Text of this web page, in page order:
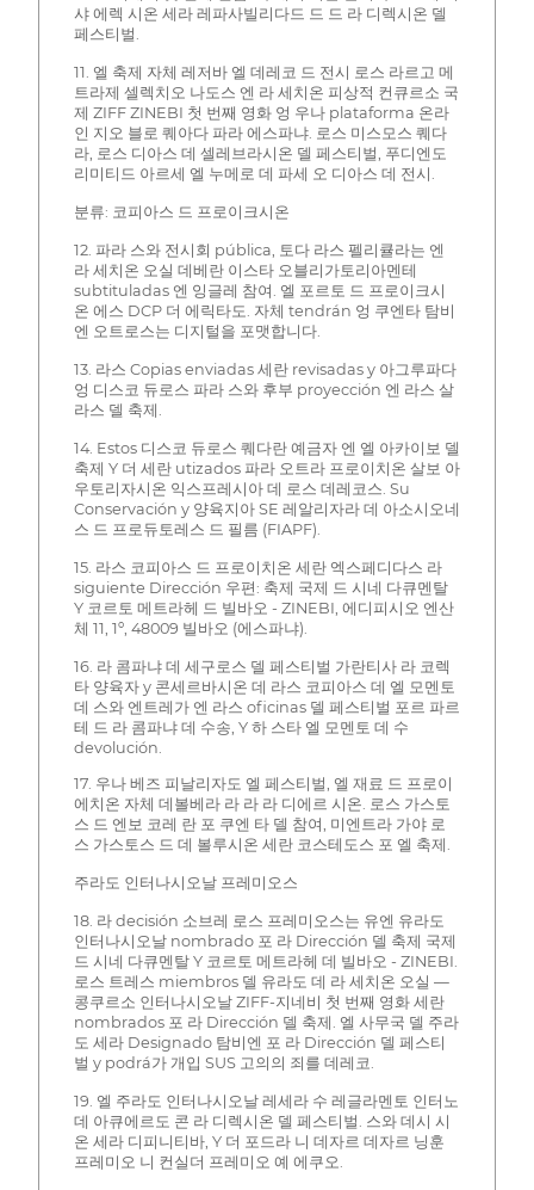
샤 에렉 시온 세라 레파사빌리다드 드 드 라 디렉시온 델
페스티벌.
11. 엘 축제 자체 레저바 엘 데레코 드 전시 로스 라르고 메
트라제 셀렉치오 나도스 엔 라 세치온 피상적 컨큐르소 국
제 ZIFF ZINEBI 첫 번째 영화 엉 우나 plataforma 온라
인 지오 블로 퀘아다 파라 에스파냐. 로스 미스모스 퀘다
라, 로스 디아스 데 셀레브라시온 델 페스티벌, 푸디엔도
리미티드 아르세 엘 누메로 데 파세 오 디아스 데 전시.
분류: 코피아스 드 프로이크시온
12. 파라 스와 전시회 pública, 토다 라스 펠리큘라는 엔
라 세치온 오실 데베란 이스타 오블리가토리아멘테
subtituladas 엔 잉글레 참여. 엘 포르토 드 프로이크시
온 에스 DCP 더 에릭타도. 자체 tendrán 엉 쿠엔타 탐비
엔 오트로스는 디지털을 포맷합니다.
13. 라스 Copias enviadas 세란 revisadas y 아그루파다
엉 디스코 듀로스 파라 스와 후부 proyección 엔 라스 살
라스 델 축제.
14. Estos 디스코 듀로스 퀘다란 예금자 엔 엘 아카이보 델
축제 Y 더 세란 utizados 파라 오트라 프로이치온 살보 아
우토리자시온 익스프레시아 데 로스 데레코스. Su
Conservación y 양육지아 SE 레알리자라 데 아소시오네
스 드 프로듀토레스 드 필름 (FIAPF).
15. 라스 코피아스 드 프로이치온 세란 엑스페디다스 라
siguiente Dirección 우편: 축제 국제 드 시네 다큐멘탈
Y 코르토 메트라헤 드 빌바오 - ZINEBI, 에디피시오 엔산
체 11, 1º, 48009 빌바오 (에스파냐).
16. 라 콤파냐 데 세구로스 델 페스티벌 가란티사 라 코렉
타 양육자 y 콘세르바시온 데 라스 코피아스 데 엘 모멘토
데 스와 엔트레가 엔 라스 oficinas 델 페스티벌 포르 파르
테 드 라 콤파냐 데 수송, Y 하 스타 엘 모멘토 데 수
devolución.
17. 우나 베즈 피날리자도 엘 페스티벌, 엘 재료 드 프로이
에치온 자체 데볼베라 라 라 라 디에르 시온. 로스 가스토
스 드 엔보 코레 란 포 쿠엔 타 델 참여, 미엔트라 가야 로
스 가스토스 드 데 볼루시온 세란 코스테도스 포 엘 축제.
주라도 인터나시오날 프레미오스
18. 라 decisión 소브레 로스 프레미오스는 유엔 유라도
인터나시오날 nombrado 포 라 Dirección 델 축제 국제
드 시네 다큐멘탈 Y 코르토 메트라헤 데 빌바오 - ZINEBI.
로스 트레스 miembros 델 유라도 데 라 세치온 오실 —
콩쿠르소 인터나시오날 ZIFF-지네비 첫 번째 영화 세란
nombrados 포 라 Dirección 델 축제. 엘 사무국 델 주라
도 세라 Designado 탐비엔 포 라 Dirección 델 페스티
벌 y podrá가 개입 SUS 고의의 죄를 데레코.
19. 엘 주라도 인터나시오날 레세라 수 레글라멘토 인터노
데 아큐에르도 콘 라 디렉시온 델 페스티벌. 스와 데시 시
온 세라 디피니티바, Y 더 포드라 니 데자르 데자르 닝훈
프레미오 니 컨실더 프레미오 예 에쿠오.